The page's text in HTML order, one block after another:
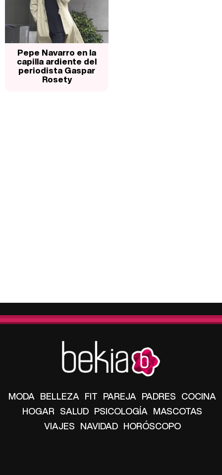
Pepe Navarro en la
capilla ardiente del
periodista Gaspar
Rosety
MODA BELLEZA FIT PAREJA PADRES COCINA
HOGAR SALUD PSICOLOGÍA MASCOTAS
VIAJES NAVIDAD HORÓSCOPO